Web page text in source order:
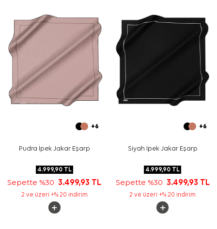
izleyiniz. İpek ve hassas eşarp bakımında, etiket
talimatına uygun durumlarda
Aker İpek Eşarp Şampuanı
kullanabilirsiniz.
Sıkça Sorulan Sorular
Bu eşarbın ölçüsü nedir?
Ürünün kumaş kalitesi nedir?
Desen ve renk yapısı nasıldır?
Hangi kombinlerle kullanılabilir?
+6
Pudra İpek Jakar Eşarp
4.999,90TL
Sepette %303.499,93 TL
2 ve üzeri +% 20 indirim
+6
Siyah İpek Jakar Eşarp
4.999,90 TL
Sepette %30 3.499,93 TL
2 ve üzeri +% 20 indirim